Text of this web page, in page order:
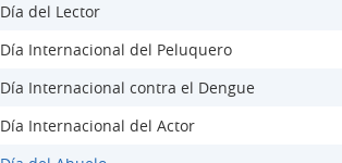
Día del Lector
Día Internacional del Peluquero
Día Internacional contra el Dengue
Día Internacional del Actor